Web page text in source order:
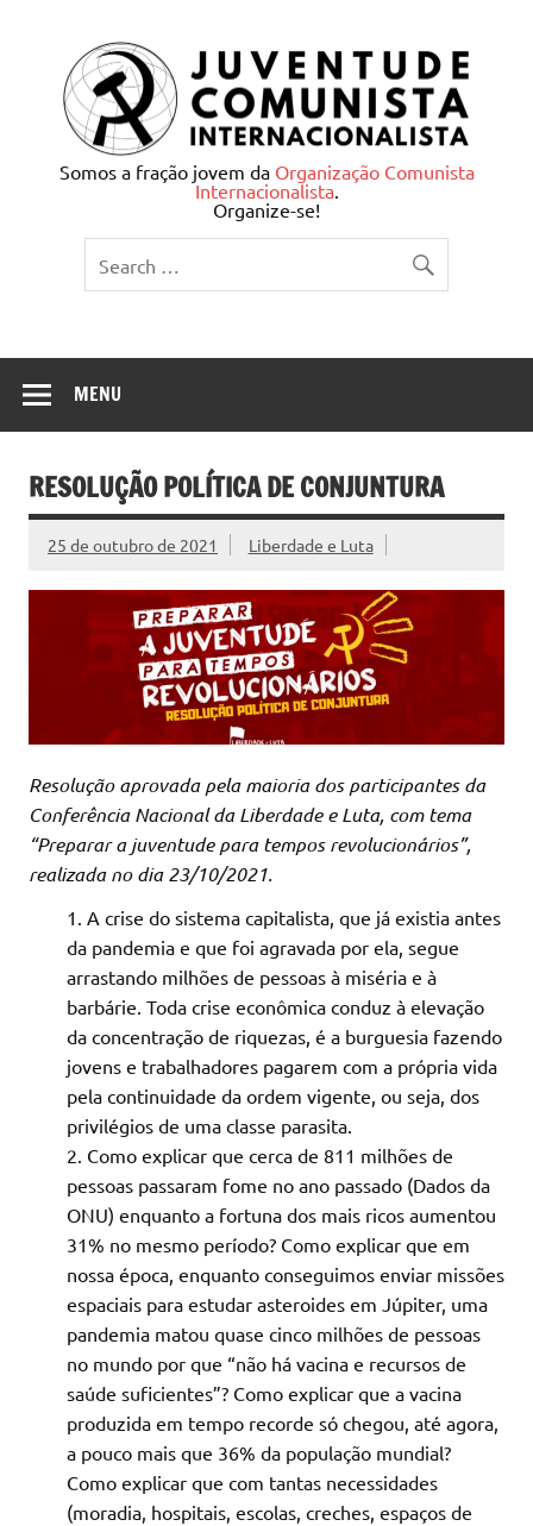
Juventude Comunista
Internacionalista
Somos a fração jovem da Organização Comunista
Internacionalista.
Organize-se!
MENU
RESOLUÇÃO POLÍTICA DE CONJUNTURA
25 de outubro de 2021 Liberdade e Luta
Resolução aprovada pela maioria dos participantes da
Conferência Nacional da Liberdade e Luta, com tema
“Preparar a juventude para tempos revolucionários”,
realizada no dia 23/10/2021.
A crise do sistema capitalista, que já existia antes
da pandemia e que foi agravada por ela, segue
arrastando milhões de pessoas à miséria e à
barbárie. Toda crise econômica conduz à elevação
da concentração de riquezas, é a burguesia fazendo
jovens e trabalhadores pagarem com a própria vida
pela continuidade da ordem vigente, ou seja, dos
privilégios de uma classe parasita.
Como explicar que cerca de 811 milhões de
pessoas passaram fome no ano passado (Dados da
ONU) enquanto a fortuna dos mais ricos aumentou
31% no mesmo período? Como explicar que em
nossa época, enquanto conseguimos enviar missões
espaciais para estudar asteroides em Júpiter, uma
pandemia matou quase cinco milhões de pessoas
no mundo por que “não há vacina e recursos de
saúde suficientes”? Como explicar que a vacina
produzida em tempo recorde só chegou, até agora,
a pouco mais que 36% da população mundial?
Como explicar que com tantas necessidades
(moradia, hospitais, escolas, creches, espaços de